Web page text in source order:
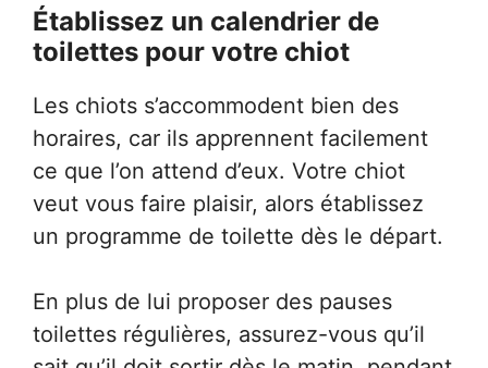
Établissez un calendrier de
toilettes pour votre chiot
Les chiots s’accommodent bien des
horaires, car ils apprennent facilement
ce que l’on attend d’eux. Votre chiot
veut vous faire plaisir, alors établissez
un programme de toilette dès le départ.
En plus de lui proposer des pauses
toilettes régulières, assurez-vous qu’il